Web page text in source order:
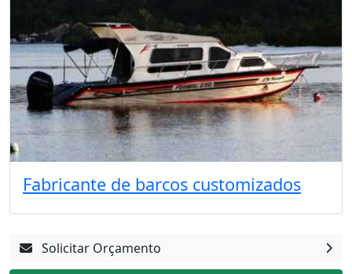
Fabricante de barcos customizados
Solicitar Orçamento